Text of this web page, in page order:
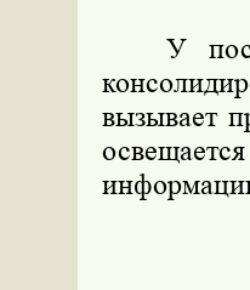
У
вызывает